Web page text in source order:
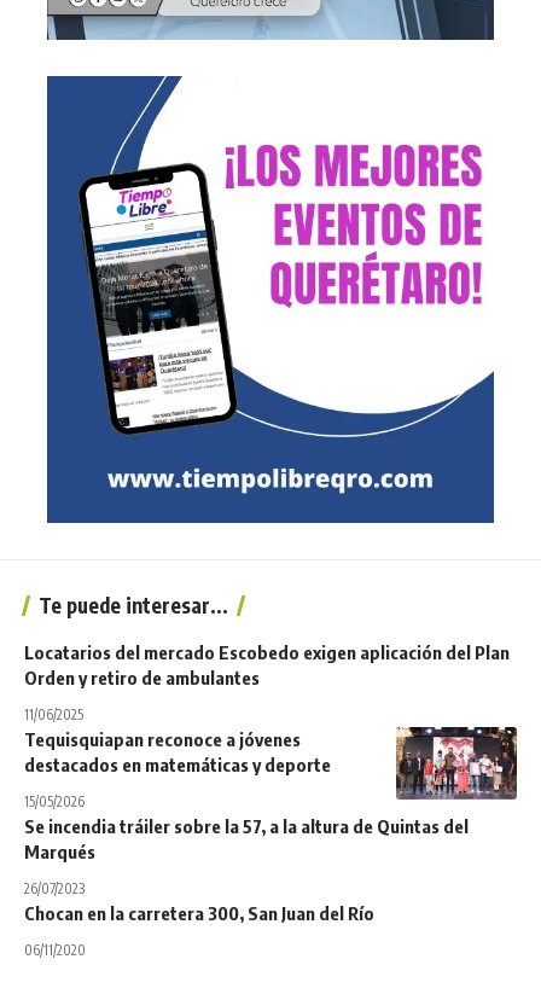
Te puede interesar...
Locatarios del mercado Escobedo exigen aplicación del Plan
Orden y retiro de ambulantes
11/06/2025
Tequisquiapan reconoce a jóvenes
destacados en matemáticas y deporte
15/05/2026
Se incendia tráiler sobre la 57, a la altura de Quintas del
Marqués
26/07/2023
Chocan en la carretera 300, San Juan del Río
06/11/2020